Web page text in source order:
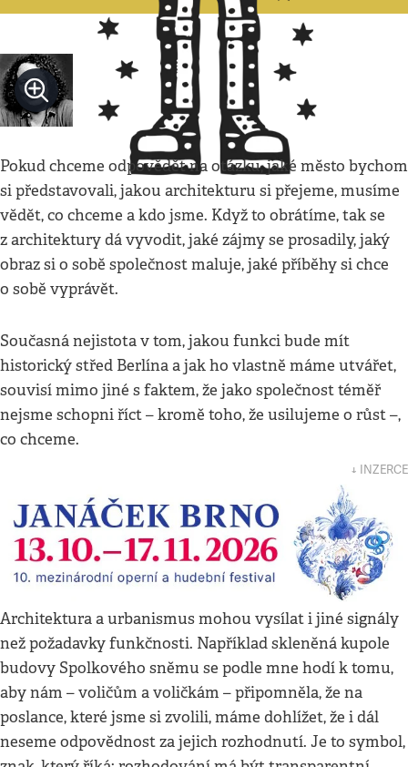
Pokud chceme odpovědět na otázku, jaké město bychom
si představovali, jakou architekturu si přejeme, musíme
vědět, co chceme a kdo jsme. Když to obrátíme, tak se
z architektury dá vyvodit, jaké zájmy se prosadily, jaký
obraz si o sobě společnost maluje, jaké příběhy si chce
o sobě vyprávět.
Současná nejistota v tom, jakou funkci bude mít
historický střed Berlína a jak ho vlastně máme utvářet,
souvisí mimo jiné s faktem, že jako společnost téměř
nejsme schopni říct – kromě toho, že usilujeme o růst –,
co chceme.
↓ INZERCE
Architektura a urbanismus mohou vysílat i jiné signály
než požadavky funkčnosti. Například skleněná kupole
budovy Spolkového sněmu se podle mne hodí k tomu,
aby nám – voličům a voličkám – připomněla, že na
poslance, které jsme si zvolili, máme dohlížet, že i dál
neseme odpovědnost za jejich rozhodnutí. Je to symbol,